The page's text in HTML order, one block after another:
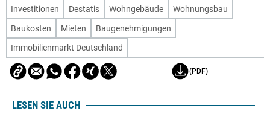
Investitionen Destatis Wohngebäude
Wohnungsbau
Baukosten
Mieten
Baugenehmigungen
Immobilienmarkt Deutschland
(PDF)
LESEN SIE AUCH